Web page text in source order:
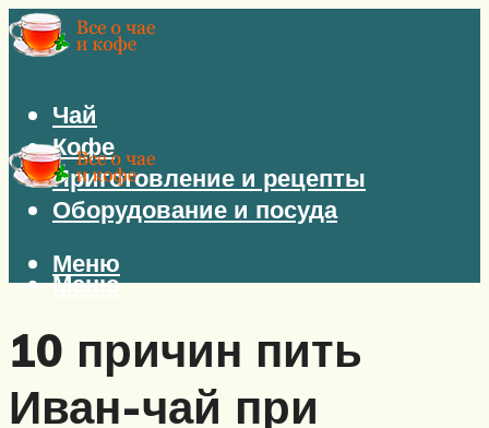
Чай
Кофе
Приготовление и рецепты
Оборудование и посуда
Меню
Меню
10 причин пить
Иван-чай при